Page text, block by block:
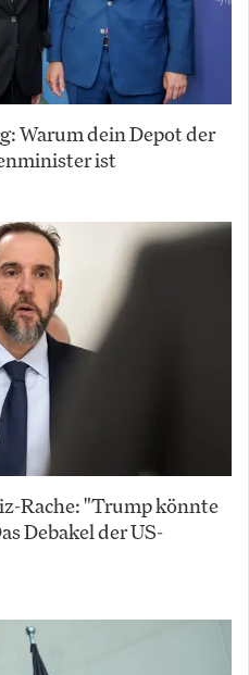
Warum dein Depot der
ist
Rache: "Trump könnte
Debakel der US-